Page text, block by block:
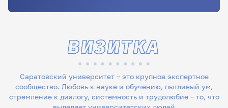
Саратовский университет – это крупное экспертное
сообщество. Любовь к науке и обучению, пытливый ум,
стремление к диалогу, системность и трудолюбие – то, что
ВИЗИТКА